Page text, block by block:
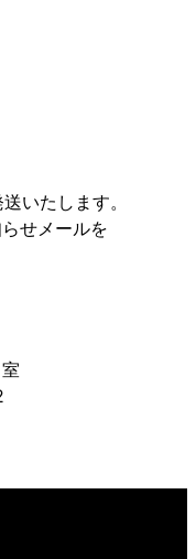
いたします。
せメールを